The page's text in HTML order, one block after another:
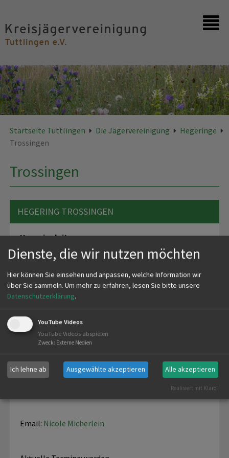
Kontakt
Startseite Tuttlingen Die Jägervereinigung
Hegeringe
Trossingen
Trossingen
HEGERING TROSSINGEN
Hegeringleiter
Eduard Jäger
Email:Eduard Jäger
Stellvertr. Hegeringleiter
Email: Nicole Micherlein
Dienste, die wir nutzen möchten
Hier können Sie einsehen und anpassen, welche Information wir
über Sie sammeln. Um mehr zu erfahren, lesen Sie bitte unsere
Datenschutzerklärung.
YouTube Videos
YouTube Videos abspielen
Zweck: Externe Medien
Ich lehne ab Ausgewählte akzeptieren Alle akzeptieren
Realisiert mit Klaro!